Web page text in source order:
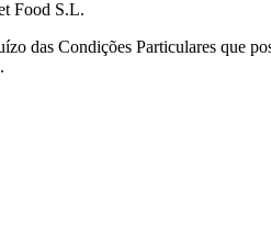
Food S.L.
das Condições Particulares que